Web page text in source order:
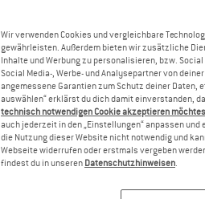
Wir verwenden Cookies und vergleichbare
gewährleisten. Außerdem bieten wir zusätzliche
Inhalte und Werbung zu personalisieren, bzw.
Social Media-, Werbe- und Analysepartner von
angemessene Garantien zum Schutz deiner Daten,
auswählen“ erklärst du dich damit einverstanden,
technisch notwendigen Cookie akzeptieren
auch jederzeit in den „Einstellungen“ anpassen
die Nutzung dieser Website nicht notwendig und
Webseite widerrufen oder erstmals vergeben
findest du in unseren Datenschutzhinweisen